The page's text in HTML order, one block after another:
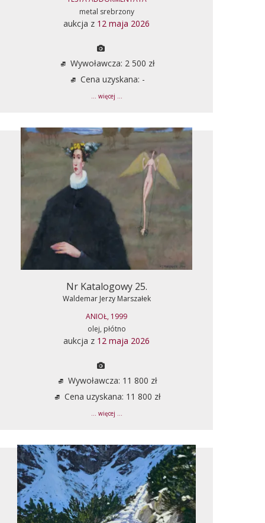
metal srebrzony
aukcja z 12 maja 2026
Wywoławcza: 2 500 zł
Cena uzyskana: -
... więcej ...
Nr Katalogowy 25.
Waldemar Jerzy Marszałek
ANIOŁ, 1999
olej, płótno
aukcja z 12 maja 2026
Wywoławcza: 11 800 zł
Cena uzyskana: 11 800 zł
... więcej ...